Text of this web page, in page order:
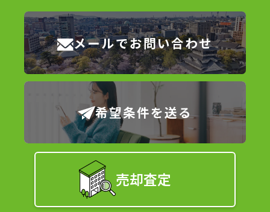
メールでお問い合わせ
希望条件を送る
売却査定